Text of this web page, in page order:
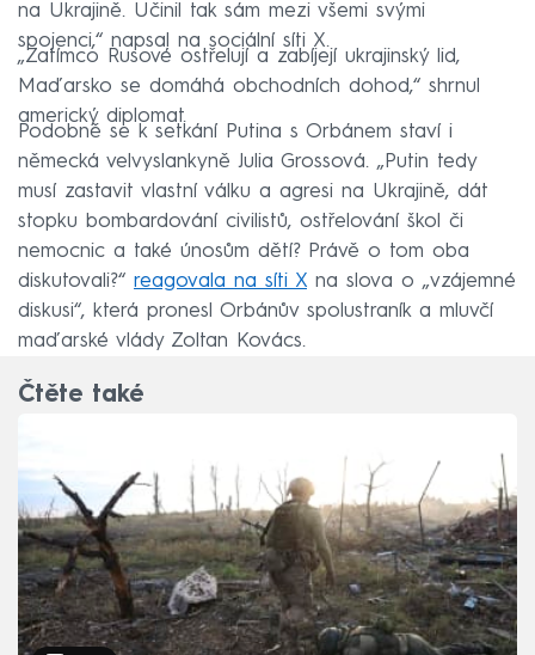
na Ukrajině. Učinil tak sám mezi všemi svými
spojenci,“ napsal na sociální síti X.
„Zatímco Rusové ostřelují a zabíjejí ukrajinský lid,
Maďarsko se domáhá obchodních dohod,“ shrnul
americký diplomat.
Podobně se k setkání Putina s Orbánem staví i
německá velvyslankyně Julia Grossová. „Putin tedy
musí zastavit vlastní válku a agresi na Ukrajině, dát
stopku bombardování civilistů, ostřelování škol či
nemocnic a také únosům dětí? Právě o tom oba
diskutovali?“ reagovala na síti X na slova o „vzájemné
diskusi“, která pronesl Orbánův spolustraník a mluvčí
maďarské vlády Zoltan Kovács.
Čtěte také